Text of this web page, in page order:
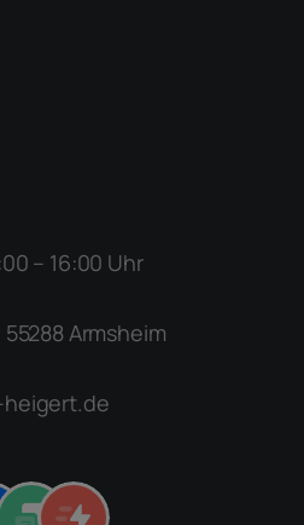
– 16:00 Uhr
Armsheim